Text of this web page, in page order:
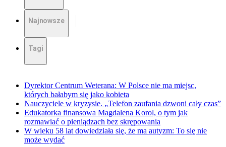
Najnowsze
Tagi
Dyrektor Centrum Weterana: W Polsce nie ma miejsc,
których bałabym się jako kobieta
Nauczyciele w kryzysie. „Telefon zaufania dzwoni cały czas”
Edukatorka finansowa Magdalena Korol, o tym jak
rozmawiać o pieniądzach bez skrępowania
W wieku 58 lat dowiedziała się, że ma autyzm: To się nie
może wydać